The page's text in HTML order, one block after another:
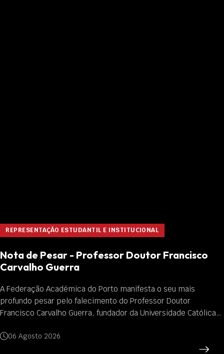
SAÚDE NA ACADEMIA
Semana da Saúde regressa com rastreios
gratuitos e, pela primeira vez, informação em
saúde animal
A Federação Académica do Porto (FAP) organiza a 19.ª Semana
da Saúde, de 15 e 17 de julho, na Praia de Matosinhos. Entre as
10h30 e as 18h00, mais de uma centena de estudantes
voluntários da Academia do Porto v...
13 Julho 2026